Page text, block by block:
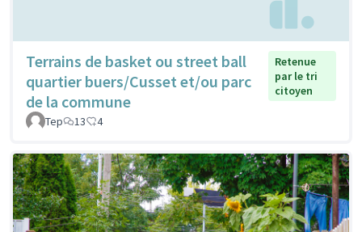
Terrains de basket ou street ball
quartier buers/Cusset et/ou parc
de la commune
Retenue
par le tri
citoyen
Tep 13 4